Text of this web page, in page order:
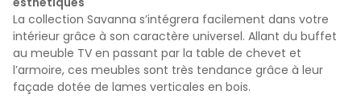
La collection Savanna s’intégrera facilement dans votre
intérieur grâce à son caractère universel. Allant du buffet
au meuble TV en passant par la table de chevet et
l’armoire, ces meubles sont très tendance grâce à leur
façade dotée de lames verticales en bois.